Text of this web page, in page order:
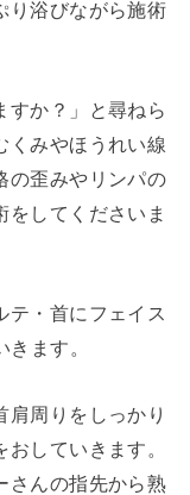
り浴びながら施術
すか？」と尋ねら
くみやほうれい線
の歪みやリンパの
をしてくださいま
テ・首にフェイス
ます。
肩周りをしっかり
していきます。
さんの指先から熟